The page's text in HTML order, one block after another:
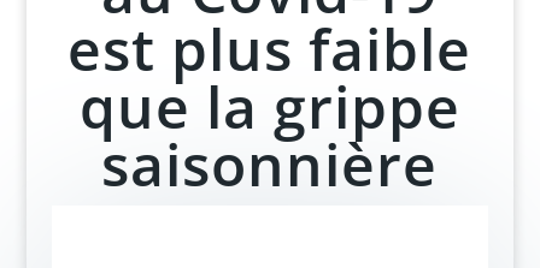
est plus faible
que la grippe
saisonnière